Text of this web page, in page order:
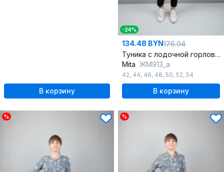
В корзину
-24%
134.48 BYN176.94
Туника с лодочной горловиной и летучей мышью рукавом
Mita ЖМ913_а
42, 44, 46, 48, 50, 52, 54
В корзину
% %